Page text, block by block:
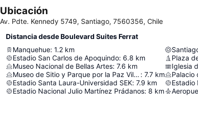
Ubicación
Av. Pdte. Kennedy 5749, Santiago, 7560356, Chile
Distancia desde Boulevard Suites Ferrat
Manquehue: 1.2 km
Estadio San Carlos de Apoquindo: 6.8 km
Museo Nacional de Bellas Artes: 7.6 km
Museo de Sitio y Parque por la Paz Villa Grimaldi : 7.7 km
Estadio Santa Laura-Universidad SEK: 7.9 km
Estadio Nacional Julio Martínez Prádanos: 8 km
Plaza
Iglesia
Palacio
Estadio